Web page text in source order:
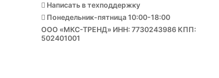
Написать в техподдержку
Понедельник-пятница 10:00-18:00
ООО «МКС-ТРЕНД» ИНН: 7730243986 КПП:
502401001